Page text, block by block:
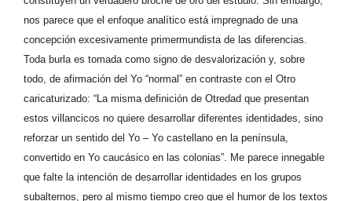
nos parece que el enfoque analítico está impregnado de una
concepción excesivamente primermundista de las diferencias.
Toda burla es tomada como signo de desvalorización y, sobre
todo, de afirmación del Yo “normal” en contraste con el Otro
caricaturizado: “La misma definición de Otredad que presentan
estos villancicos no quiere desarrollar diferentes identidades, sino
reforzar un sentido del Yo – Yo castellano en la península,
convertido en Yo caucásico en las colonias”. Me parece innegable
que falte la intención de desarrollar identidades en los grupos
subalternos, pero al mismo tiempo creo que el humor de los textos